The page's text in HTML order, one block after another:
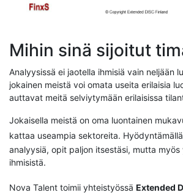
Mihin sinä sijoitut
Analyysissä ei jaotella ihmisiä vain neljään
jokainen meistä voi omata useita erilaisia
auttavat meitä selviytymään erilaisissa
Jokaisella meistä on oma luontainen
kattaa useampia sektoreita. Hyödyntämällä
analyysiä, opit paljon itsestäsi, mutta myös
ihmisistä.
Nova Talent toimii yhteistyössä Extended